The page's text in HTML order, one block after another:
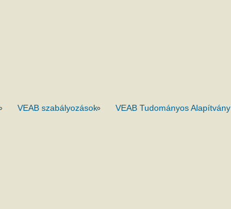
VEAB szabályozások VEAB Tudományos Alapítvány